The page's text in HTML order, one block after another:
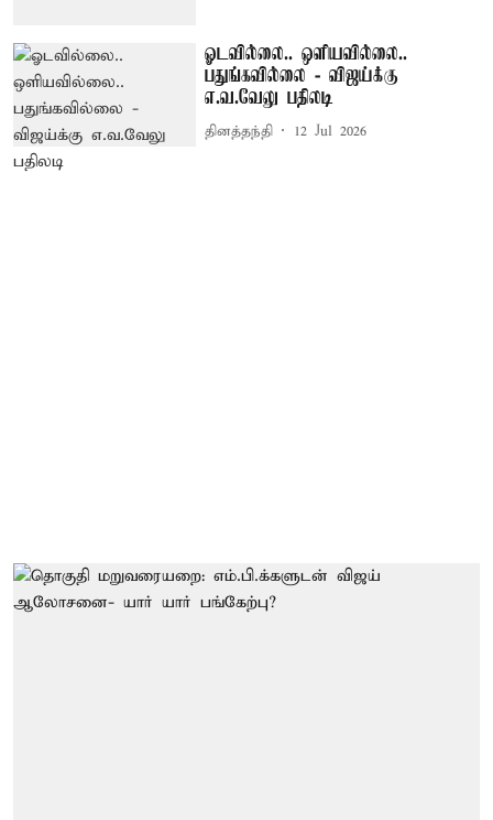
ஓடவில்லை.. ஒளியவில்லை..
பதுங்கவில்லை - விஜய்க்கு
எ.வ.வேலு பதிலடி
தினத்தந்தி 12 Jul 2026